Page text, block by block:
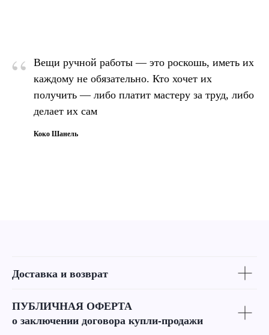
“
Вещи ручной работы — это роскошь, иметь их
каждому не обязательно. Кто хочет их
получить — либо платит мастеру за труд, либо
делает их сам
Коко Шанель
Доставка и возврат
ПУБЛИЧНАЯ ОФЕРТА
о заключении договора купли-продажи